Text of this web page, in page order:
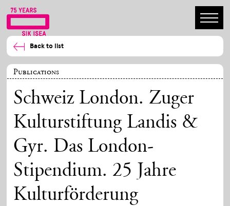
Back to list
Publications
Schweiz London. Zuger
Kulturstiftung Landis &
Gyr. Das London-
Stipendium. 25 Jahre
Kulturförderung